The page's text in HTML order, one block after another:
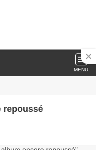
MENU
repoussé